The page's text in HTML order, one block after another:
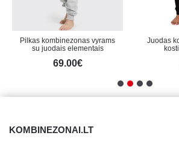
Pilkas kombinezonas vyrams
su juodais elementais
69.00€
Juodas
KOMBINEZONAI.LT